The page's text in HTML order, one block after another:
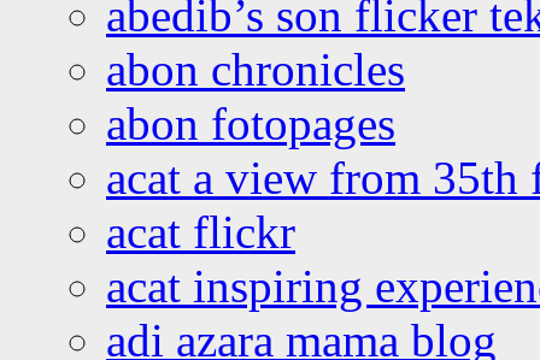
abedib’s son flicker
abon chronicles
abon fotopages
acat a view from 35th
acat flickr
acat inspiring
adi azara mama blog